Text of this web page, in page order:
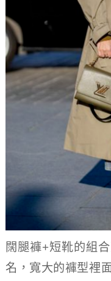
闊腿褲+短靴的組
名，寬大的褲型裡